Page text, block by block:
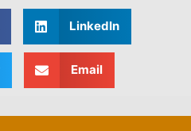
LinkedIn
Email